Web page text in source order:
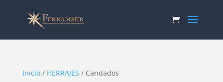
Inicio/ HERRAJES / Candados